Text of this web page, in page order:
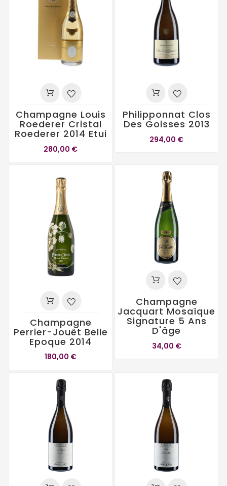
Champagne Louis
Roederer Cristal
Roederer 2014 Etui
280,00 €
Philipponnat Clos
Des Goisses 2013
294,00 €
Champagne
Perrier-Jouët Belle
Epoque 2014
180,00 €
Champagne
Jacquart Mosaïque
Signature 5 Ans
D'âge
34,00 €